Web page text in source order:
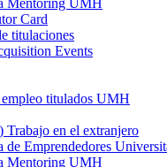
Mentoring UMH
Card
titulaciones
Events
titulados UMH
Trabajo en el extranjero
de Emprendedores
Mentoring UMH